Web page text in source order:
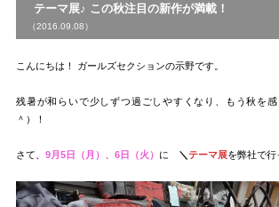
テーマ展♪ この秋注目の新作が満載！
（2016.09.08）
こんにちは！ ガールズセクションの示野です。
残暑が和らいで少しずつ過ごしやすくなり、もう秋を
＾）！
さて、 9月5日（月）、6日（火） に ＼ テーマ展を弊社で行